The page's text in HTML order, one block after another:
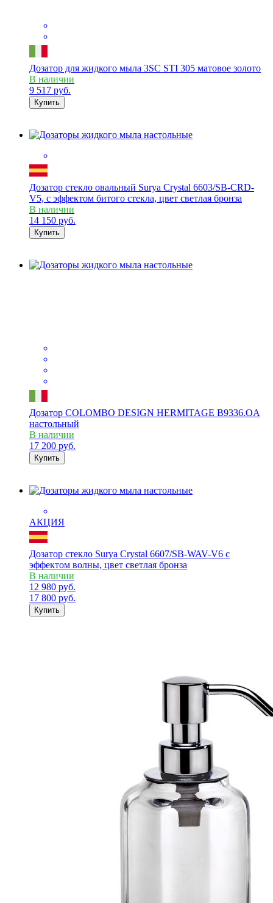
Дозатор для жидкого мыла 3SC STI 305 матовое золото
В наличии
9 517 руб.
Купить
Дозатор стекло овальный Surya Crystal 6603/SB-CRD-
V5, с эффектом битого стекла, цвет светлая бронза
В наличии
14 150 руб.
Купить
Дозатор COLOMBO DESIGN HERMITAGE B9336.OA
настольный
В наличии
17 200 руб.
Купить
АКЦИЯ
Дозатор стекло Surya Crystal 6607/SB-WAV-V6 с
эффектом волны, цвет светлая бронза
В наличии
12 980 руб.
17 800 руб.
Купить